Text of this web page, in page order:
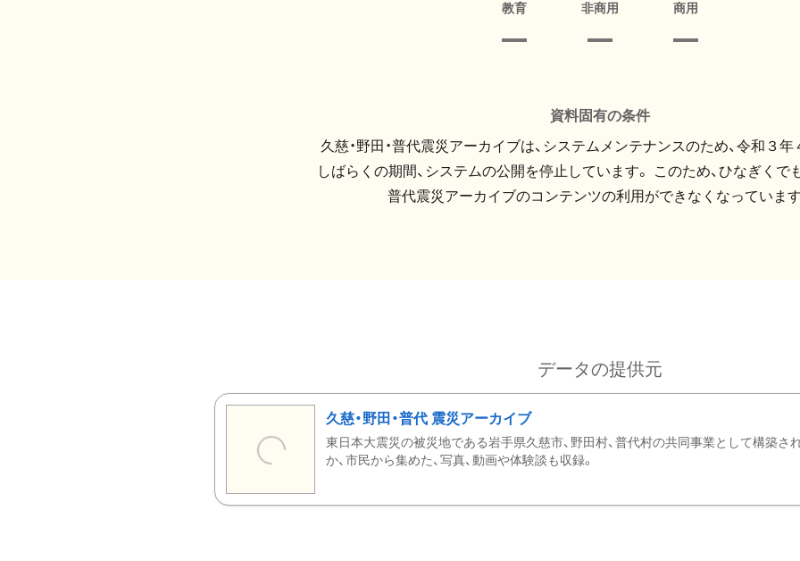
教育 非商用 商用
資料固有の条件
久慈・野田・普代震災アーカイブは、システムメンテナンスのため、令和３
しばらくの期間、システムの公開を停止しています。 このため、ひなぎくでも
普代震災アーカイブのコンテンツの利用ができなくなっています
データの提供元
久慈・野田・普代 震災アーカイブ
東日本大震災の被災地である岩手県久慈市、野田村、普代村の共同事業として構築さ
か、市民から集めた、写真、動画や体験談も収録。